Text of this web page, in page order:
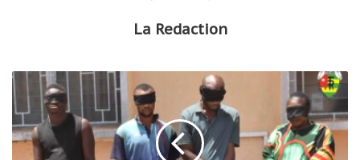
La Redaction